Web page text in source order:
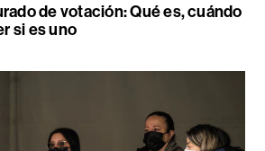
de votación: Qué es, cuándo
si es uno